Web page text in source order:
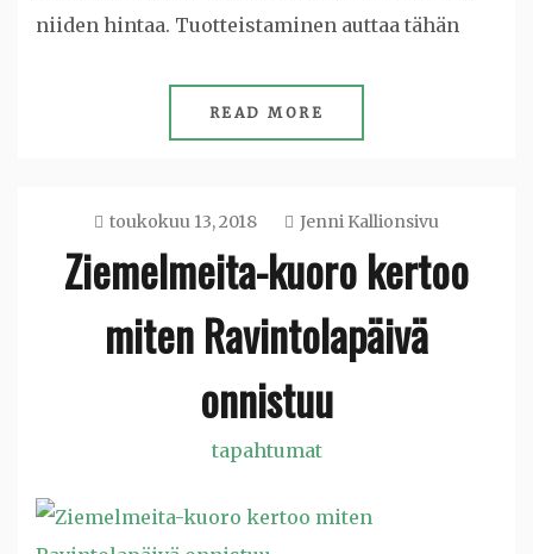
niiden hintaa. Tuotteistaminen auttaa tähän
READ MORE
toukokuu 13, 2018 Jenni Kallionsivu
Ziemelmeita-kuoro kertoo
miten Ravintolapäivä
onnistuu
tapahtumat